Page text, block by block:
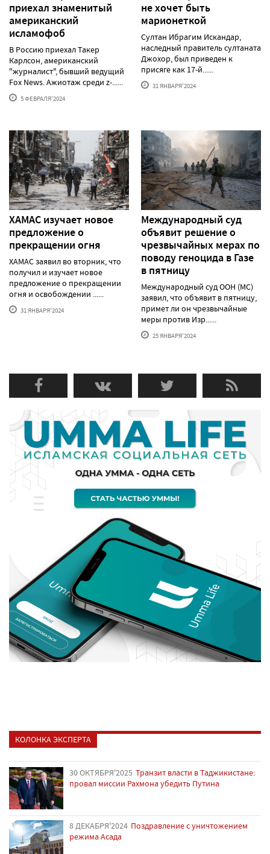
приехал знаменитый
американский
исламофоб
В Россию приехал Такер
Карлсон, американский
"журналист", бывший ведущий
Fox News. Ажиотаж среди z-......
5 ФЕВРАЛЯ'2024
не хочет быть
марионеткой
Султан Ибрагим Искандар,
наследный правитель султаната
Джохор, был приведен к
присяге как 17-й......
31 ЯНВАРЯ'2024
ХАМАС изучает новое
предложение о
прекращении огня
ХАМАС заявил во вторник, что
получил и изучает новое
предложение о прекращении
огня и освобождении ......
31 ЯНВАРЯ'2024
Международный суд
объявит решение о
чрезвычайных мерах по
поводу геноцида в Газе
в пятницу
Международный суд ООН (МС)
заявил, что объявит в пятницу,
примет ли он чрезвычайные
меры против Изр......
25 ЯНВАРЯ'2024
КОЛОНКА ЭКСПЕРТА
30 ОКТЯБРЯ'2025 Транзит власти в Таджикистане:
провал миссии Рахмона убедить Путина
8 ДЕКАБРЯ'2024 Поздравление с уничтожением
режима Асада